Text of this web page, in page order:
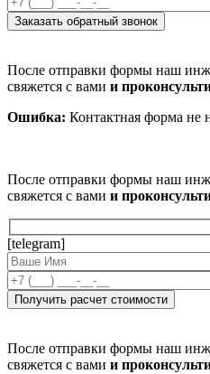
После отправки формы наш
свяжется с вами и
Ошибка: Контактная форма не
После отправки формы наш
свяжется с вами и
[telegram]
После отправки формы наш
свяжется с вами и